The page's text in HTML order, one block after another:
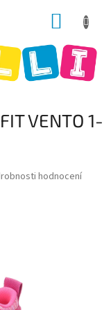
VENTO 1-
hodnocení